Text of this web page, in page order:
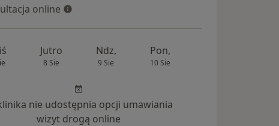
online
online
Jutro
8 Sie
Ndz,
9 Sie
Pon,
10 Sie
nie udostępnia opcji umawiania
wizyt drogą online